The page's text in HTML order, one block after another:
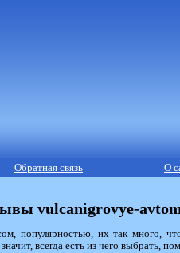
Обратная связь О
vulcanigrovye-
популярностью, их так много,
всегда есть из чего выбрать,